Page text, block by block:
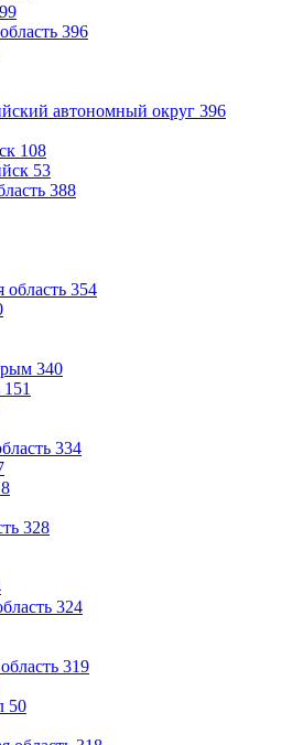
396
автономный округ 396
108
53
388
область 354
340
151
334
328
324
319
50